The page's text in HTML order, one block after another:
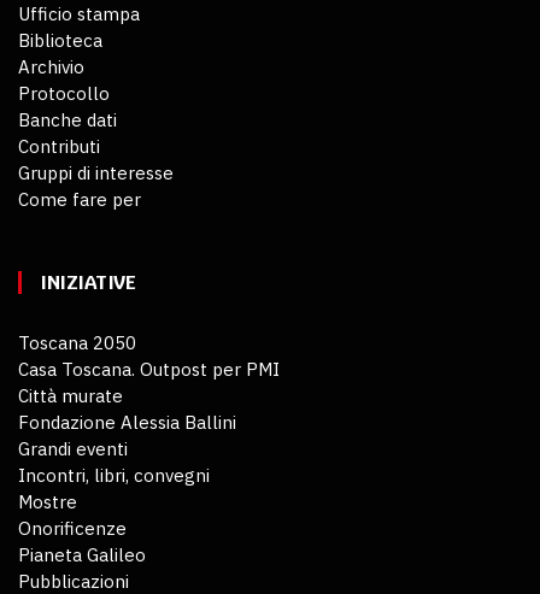
Ufficio stampa
Biblioteca
Archivio
Protocollo
Banche dati
Contributi
Gruppi di interesse
Come fare per
INIZIATIVE
Toscana 2050
Casa Toscana. Outpost per PMI
Città murate
Fondazione Alessia Ballini
Grandi eventi
Incontri, libri, convegni
Mostre
Onorificenze
Pianeta Galileo
Pubblicazioni